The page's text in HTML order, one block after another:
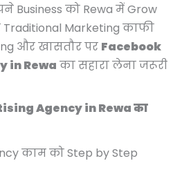
Business को Rewa में Grow
Traditional Marketing काफी
और खासतौर पर Facebook
in Rewa का सहारा लेना जरूरी
Agency in Rewa का
काम को Step by Step